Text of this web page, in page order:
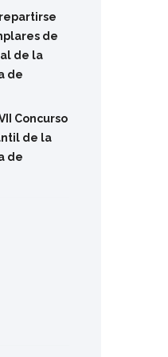
de
de la
de
Concurso
de la
de